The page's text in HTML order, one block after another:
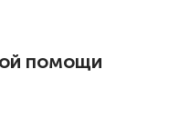
помощи